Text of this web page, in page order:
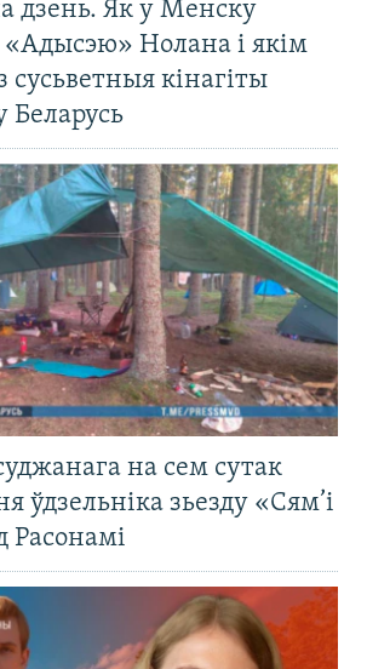
дзень. Як у Менску
Нолана і якім
кінагіты
Беларусь
на сем сутак
ўдзельніка зьезду «Сям’і
Расонамі